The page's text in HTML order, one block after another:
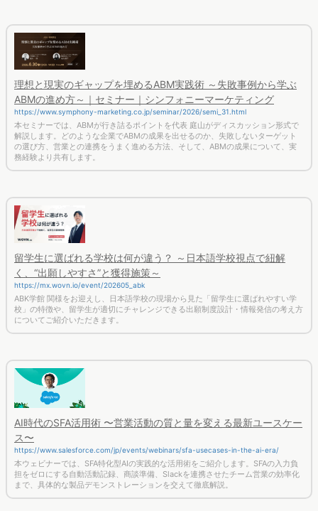
ABMの進め方～｜セミナー｜シンフォニーマーケティング
https://www.symphony-marketing.co.jp/seminar/2026/semi_31.html
本セミナーでは、ABMが行き詰るポイントを代表 庭山がディスカッション形式で
解説します。どのような企業でABMの成果を出せるのか、失敗しないターゲット
の選び方、営業との連携をうまく進める方法、そして、ABMの成果について、実
務経験より共有します。
く、“出願しやすさ”と獲得施策～
https://mx.wovn.io/event/202605_abk
ABK学館 関様をお迎えし、日本語学校の現場から見た「留学生に選ばれやすい学
校」の特徴や、留学生が適切にチャレンジできる出願制度設計・情報発信の考え方
についてご紹介いただきます。
ス〜
https://www.salesforce.com/jp/events/webinars/sfa-usecases-in-the-ai-era/
本ウェビナーでは、SFA特化型AIの実践的な活用術をご紹介します。SFAの入力負
担をゼロにする自動活動記録、商談準備、Slackを連携させたチーム営業の効率化
まで、具体的な製品デモンストレーションを交えて徹底解説。